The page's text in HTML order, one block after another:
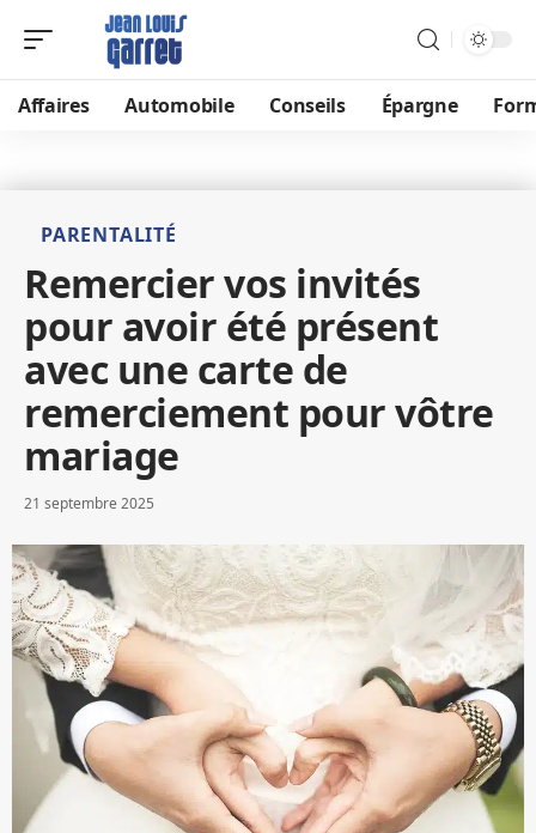
Affaires Automobile Conseils Épargne
PARENTALITÉ
Remercier vos invités
pour avoir été présent
avec une carte de
remerciement pour vôtre
mariage
21 septembre 2025